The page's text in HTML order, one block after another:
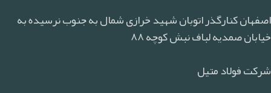
اصفهان کنارگذر اتوبان شهید خرازی شمال به جنوب نرسیده به
خیابان صمدیه لباف نبش کوچه ۸۸
شرکت فولاد متیل